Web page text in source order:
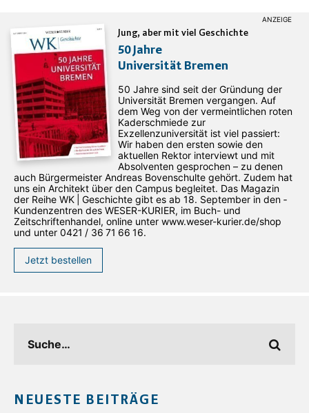
Jung, aber mit viel Geschichte
50 Jahre
Universität Bremen
50 Jahre sind seit der Gründung der
Universität Bremen vergangen. Auf
dem Weg von der vermeintlichen roten
Kaderschmiede zur
Exzellenzuniversität ist viel passiert:
Wir haben den ersten sowie den
aktuellen Rektor interviewt und mit
Absolventen gesprochen – zu denen
auch Bürgermeister Andreas Bovenschulte gehört. Zudem hat
uns ein Architekt über den Campus begleitet. Das Magazin
der Reihe WK | Geschichte gibt es ab 18. September in den ­
Kundenzentren des WESER-­KURIER, im Buch- und
Zeitschriftenhandel, online unter www.weser-kurier.de/shop
und unter 0421 / 36 71 66 16.
Jetzt bestellen
NEUESTE BEITRÄGE